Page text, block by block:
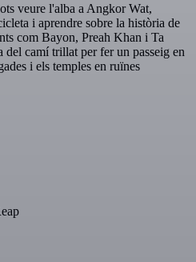
veure l'alba a Angkor Wat,
i aprendre sobre la història de
com Bayon, Preah Khan i Ta
camí trillat per fer un passeig en
i els temples en ruïnes